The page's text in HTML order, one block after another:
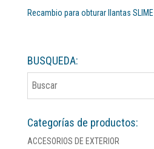
Recambio para obturar llantas SLIME
BUSQUEDA:
Categorías de productos:
ACCESORIOS DE EXTERIOR